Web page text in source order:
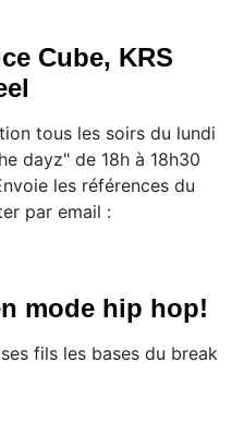
Cube, KRS
tous les soirs du lundi
dayz" de 18h à 18h30
les références du
par email :
mode hip hop!
fils les bases du break